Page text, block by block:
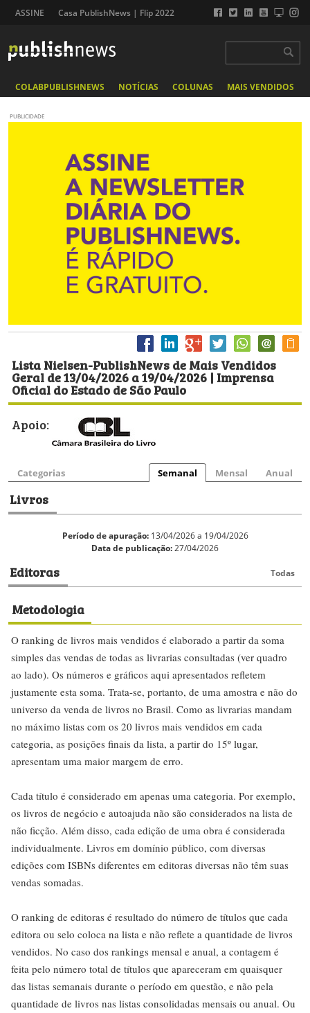
ASSINE Casa PublishNews | Flip 2022
COLABPUBLISHNEWS NOTÍCIAS COLUNAS MAIS VENDIDOS
PUBLICIDADE
Lista Nielsen-PublishNews de Mais Vendidos
Geral de 13/04/2026 a 19/04/2026 | Imprensa
Oficial do Estado de São Paulo
Apoio:
Categorias Semanal Mensal Anual
Livros
Período de apuração:13/04/2026 a 19/04/2026
Data de publicação:27/04/2026
Editoras Todas
Metodologia
O ranking de livros mais vendidos é elaborado a partir da soma
simples das vendas de todas as livrarias consultadas (ver quadro
ao lado). Os números e gráficos aqui apresentados refletem
justamente esta soma. Trata-se, portanto, de uma amostra e não do
universo da venda de livros no Brasil. Como as livrarias mandam
no máximo listas com os 20 livros mais vendidos em cada
categoria, as posições finais da lista, a partir do 15º lugar,
apresentam uma maior margem de erro.
Cada título é considerado em apenas uma categoria. Por exemplo,
os livros de negócio e autoajuda não são considerados na lista de
não ficção. Além disso, cada edição de uma obra é considerada
individualmente. Livros em domínio público, com diversas
edições com ISBNs diferentes em editoras diversas não têm suas
vendas somadas.
O ranking de editoras é resultado do número de títulos que cada
editora ou selo coloca na lista e não reflete a quantidade de livros
vendidos. No caso dos rankings mensal e anual, a contagem é
feita pelo número total de títulos que apareceram em quaisquer
das listas semanais durante o período em questão, e não pela
quantidade de livros nas listas consolidadas mensais ou anual. Ou